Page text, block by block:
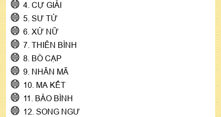
4. CỰ GIẢI
5. SƯ TỬ
6. XỬ NỮ
7. THIÊN BÌNH
8. BÒ CẠP
9. NHÂN MÃ
10. MA KẾT
11. BẢO BÌNH
12. SONG NGƯ